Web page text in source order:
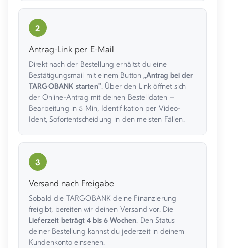
2
Antrag-Link per E-Mail
Direkt nach der Bestellung erhältst du eine
Bestätigungsmail mit einem Button„Antrag bei der
TARGOBANK starten". Über den Link öffnet sich
der Online-Antrag mit deinen Bestelldaten –
Bearbeitung in 5 Min, Identifikation per Video-
Ident, Sofortentscheidung in den meisten Fällen.
3
Versand nach Freigabe
Sobald die TARGOBANK deine Finanzierung
freigibt, bereiten wir deinen Versand vor. Die
Lieferzeit beträgt 4 bis 6 Wochen. Den Status
deiner Bestellung kannst du jederzeit in deinem
Kundenkonto einsehen.